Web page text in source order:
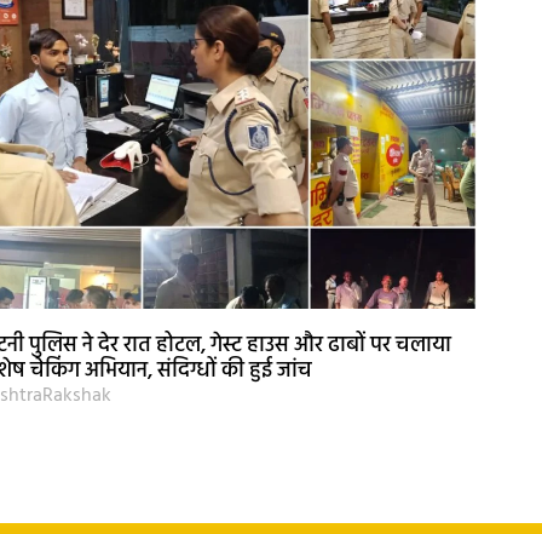
पुलिस ने देर रात होटल, गेस्ट हाउस और ढाबों पर चलाया
चेकिंग अभियान, संदिग्धों की हुई जांच